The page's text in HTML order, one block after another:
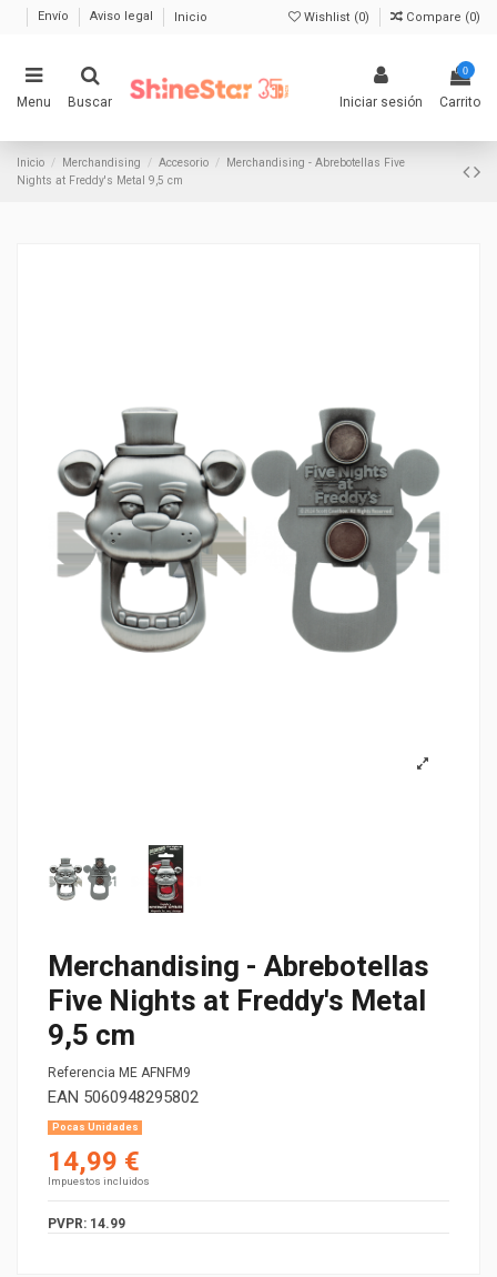
Envío Aviso legal Inicio Wishlist (0) Compare (0)
Menu Buscar Iniciar sesión
0
Carrito
Inicio Merchandising Accesorio
Merchandising - Abrebotellas Five
Nights at Freddy's Metal 9,5 cm
Merchandising - Abrebotellas
Five Nights at Freddy's Metal
9,5 cm
Referencia ME AFNFM9
EAN 5060948295802
Pocas Unidades
14,99 €
Impuestos incluidos
PVPR: 14.99